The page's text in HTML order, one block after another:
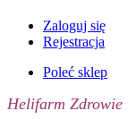
Zaloguj się
Rejestracja
Poleć sklep
Helifarm Zdrowie